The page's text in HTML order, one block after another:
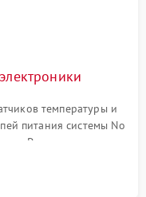
температуры и
питания системы No
Ремонт или замена
алгоритмов.